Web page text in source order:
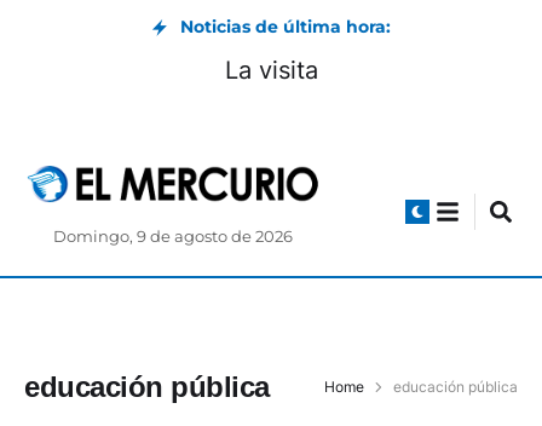
Noticias de última hora:
La visita
Domingo, 9 de agosto de 2026
educación pública Home educación pública